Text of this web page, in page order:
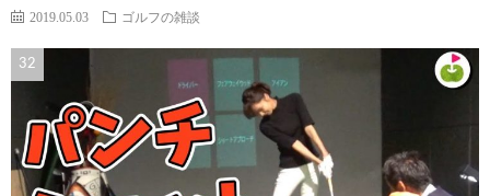
2019.05.03 ゴルフの雑談